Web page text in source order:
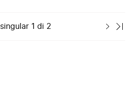
singular 1 di 2